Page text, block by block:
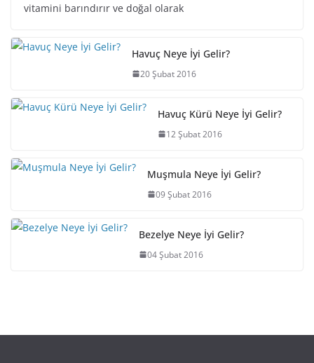
vitamini barındırır ve doğal olarak
Havuç Neye İyi Gelir?
20 Şubat 2016
Havuç Kürü Neye İyi Gelir?
12 Şubat 2016
Muşmula Neye İyi Gelir?
09 Şubat 2016
Bezelye Neye İyi Gelir?
04 Şubat 2016